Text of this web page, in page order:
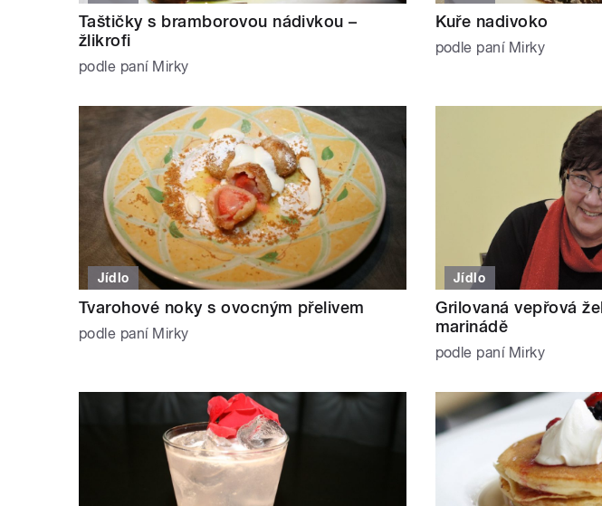
Taštičky s bramborovou nádivkou –
žlikrofi
podle paní Mirky
Kuře nadivoko
podle paní Mirky
Jídlo
Tvarohové noky s ovocným přelivem
podle paní Mirky
Jídlo
Grilovaná vepřová
marinádě
podle paní Mirky